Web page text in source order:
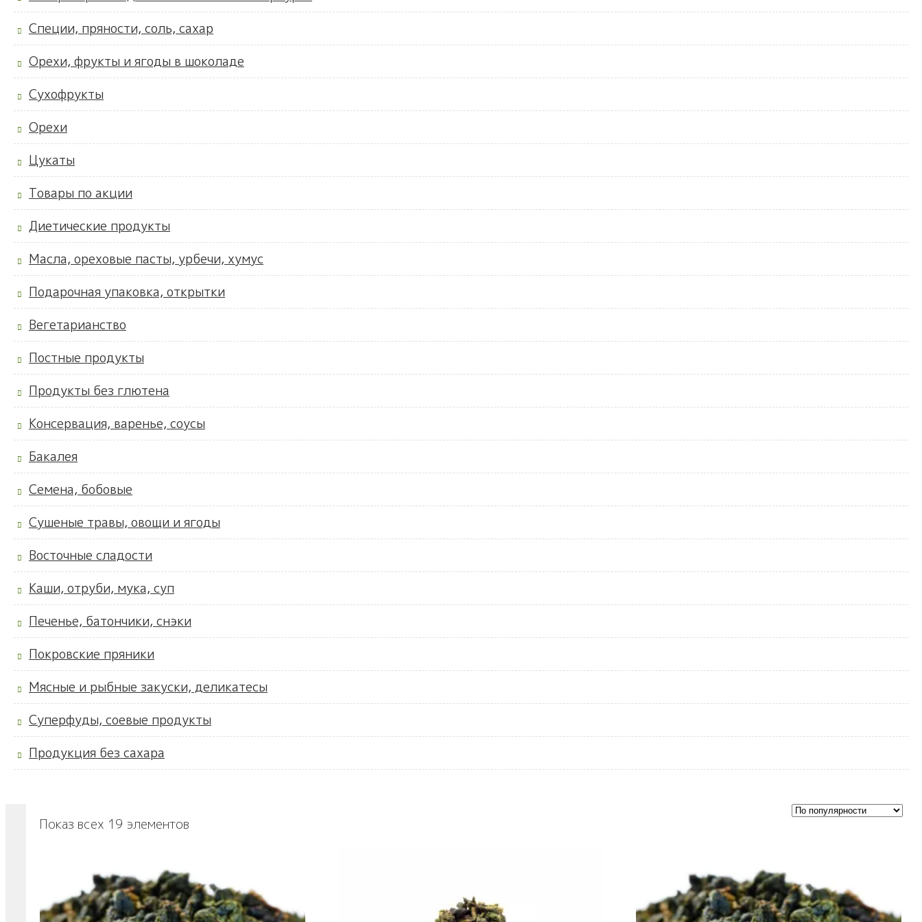
Специи, пряности, соль, сахар
Орехи, фрукты и ягоды в шоколаде
Сухофрукты
Орехи
Цукаты
Товары по акции
Диетические продукты
Масла, ореховые пасты, урбечи, хумус
Подарочная упаковка, открытки
Вегетарианство
Постные продукты
Продукты без глютена
Консервация, варенье, соусы
Бакалея
Семена, бобовые
Сушеные травы, овощи и ягоды
Восточные сладости
Каши, отруби, мука, суп
Печенье, батончики, снэки
Покровские пряники
Мясные и рыбные закуски, деликатесы
Суперфуды, соевые продукты
Продукция без сахара
Показ всех 19 элементов